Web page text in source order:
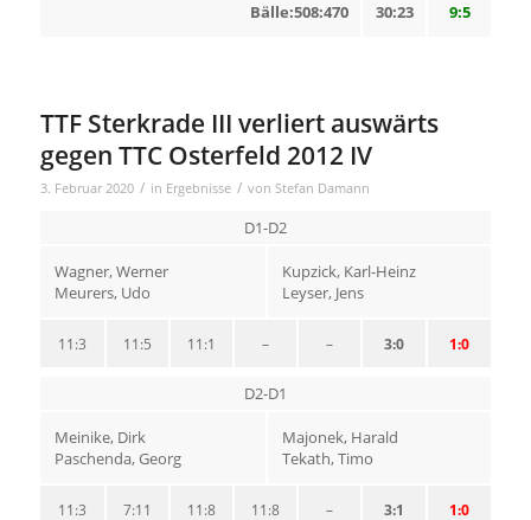
9:5
30:23
Bälle:508:470
TTF Sterkrade III verliert auswärts
gegen TTC Osterfeld 2012 IV
3. Februar 2020 / in Ergebnisse / von Stefan Damann
D1-D2
Wagner, Werner
Meurers, Udo
Kupzick, Karl-Heinz
Leyser, Jens
1:0
3:0
–
–
11:1
11:5
11:3
D2-D1
Meinike, Dirk
Paschenda, Georg
Majonek, Harald
Tekath, Timo
1:0
3:1
–
11:8
11:8
7:11
11:3